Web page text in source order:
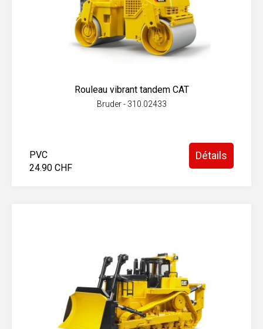
Rouleau vibrant tandem CAT
Bruder - 310.02433
PVC
24.90 CHF
Détails